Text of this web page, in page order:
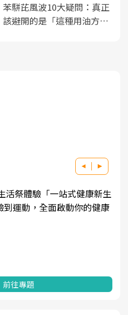
苯駢芘風波10大疑問：真正
該避開的是「這種用油方
活祭體驗「一站式健康新生
到運動，全面啟動你的健康
前往專題